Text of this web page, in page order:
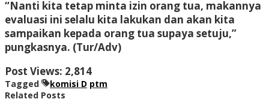
“Nanti kita tetap minta izin orang tua, makannya
evaluasi ini selalu kita lakukan dan akan kita
sampaikan kepada orang tua supaya setuju,”
pungkasnya. (Tur/Adv)
Post Views: 2,814
Tagged komisi D ptm
Related Posts